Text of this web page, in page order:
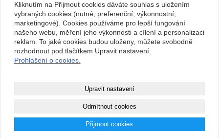
Kontakt
PIVOVARIUM.CZ s.r.o.
Na Cihlářce 2766/22 , Praha 5
14199572
CZ14199572
+420 734 846 489
+420 603 807 831
pivovarium@pivovarium.cz
Facebook
Mapa webu|Zobrazit klasickou verzi
Kliknutím na Přijmout cookies dáváte souhlas s uložením
vybraných cookies (nutné, preferenční, výkonnostní,
marketingové). Cookies používáme pro lepší fungování
našeho webu, měření jeho výkonnosti a cílení a personalizaci
reklam. To jaké cookies budou uloženy, můžete svobodně
rozhodnout pod tlačítkem Upravit nastavení.
Prohlášení o cookies.
Upravit nastavení
Odmítnout cookies
Přijmout cookies